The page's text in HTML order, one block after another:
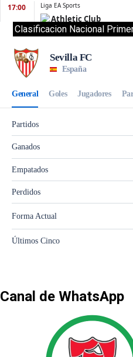
Clasificacion Nacional
Canal de WhatsApp